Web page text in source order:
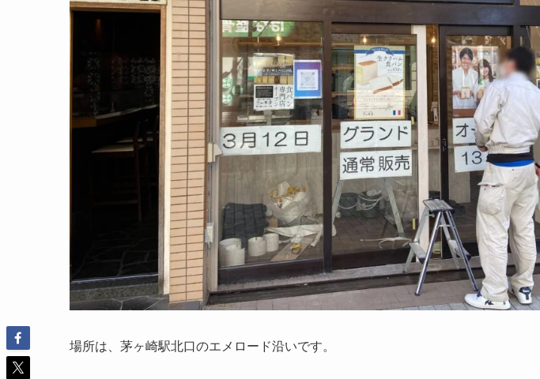
場所は、茅ヶ崎駅北口のエメロード沿いです。